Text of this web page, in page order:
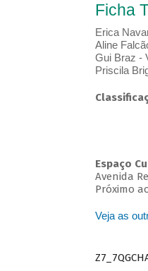
Ficha
Erica
Aline
Gui Braz -
Priscila
Espaço
Avenida
Próximo
Veja as